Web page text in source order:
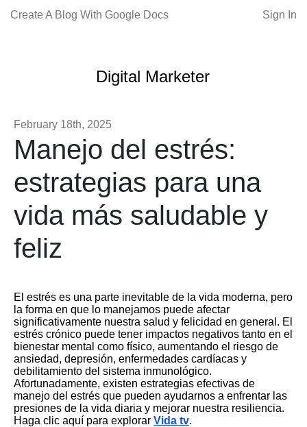
Create A Blog With Google Docs Sign In
Digital Marketer
February 18th, 2025
Manejo del estrés:
estrategias para una
vida más saludable y
feliz
El estrés es una parte inevitable de la vida moderna, pero
la forma en que lo manejamos puede afectar
significativamente nuestra salud y felicidad en general. El
estrés crónico puede tener impactos negativos tanto en el
bienestar mental como físico, aumentando el riesgo de
ansiedad, depresión, enfermedades cardíacas y
debilitamiento del sistema inmunológico.
Afortunadamente, existen estrategias efectivas de
manejo del estrés que pueden ayudarnos a enfrentar las
presiones de la vida diaria y mejorar nuestra resiliencia.
Haga clic aquí para explorar Vida tv.